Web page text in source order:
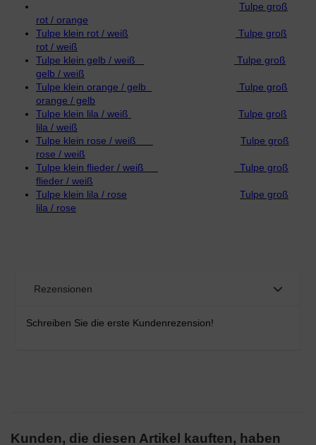
Tulpe groß
rot / orange
Tulpe klein rot / weiß
Tulpe groß
rot / weiß
Tulpe klein gelb / weiß
Tulpe groß
gelb / weiß
Tulpe klein orange / gelb
Tulpe groß
orange / gelb
Tulpe klein lila / weiß
Tulpe groß
lila / weiß
Tulpe klein rose / weiß
Tulpe groß
rose / weiß
Tulpe klein flieder / weiß
Tulpe groß
flieder / weiß
Tulpe klein lila / rose
Tulpe groß
lila / rose
Rezensionen
Schreiben Sie die erste Kundenrezension!
Kunden, die diesen Artikel kauften, haben